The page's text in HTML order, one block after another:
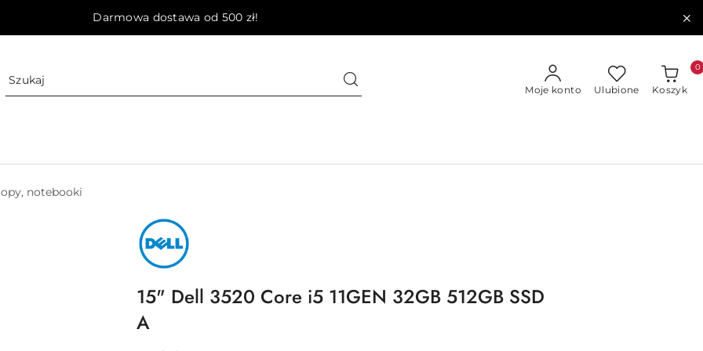
Darmowa dostawa od 500 zł!
Moje konto Ulubione Koszyk
0
notebooki
NAZWA
PRODUCENTA:
DELL
15" Dell 3520 Core i5 11GEN 32GB 512GB SSD
A